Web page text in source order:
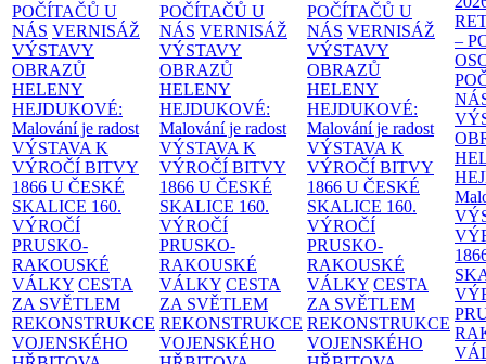
POČÍTAČŮ U
NÁS VERNISÁŽ
VÝSTAVY
OBRAZŮ
HELENY
HEJDUKOVÉ:
Malování je radost
VÝSTAVA K
VÝROČÍ BITVY
1866 U ČESKÉ
SKALICE 160.
VÝROČÍ
PRUSKO-
RAKOUSKÉ
VÁLKY CESTA
ZA SVĚTLEM
REKONSTRUKCE
VOJENSKÉHO
POČÍTAČŮ U
NÁS VERNISÁŽ
VÝSTAVY
OBRAZŮ
HELENY
HEJDUKOVÉ:
Malování je radost
VÝSTAVA K
VÝROČÍ BITVY
1866 U ČESKÉ
SKALICE 160.
VÝROČÍ
PRUSKO-
RAKOUSKÉ
VÁLKY CESTA
ZA SVĚTLEM
REKONSTRUKCE
VOJENSKÉHO
POČÍTAČŮ U
NÁS VERNISÁŽ
VÝSTAVY
OBRAZŮ
HELENY
HEJDUKOVÉ:
Malování je radost
VÝSTAVA K
VÝROČÍ BITVY
1866 U ČESKÉ
SKALICE 160.
VÝROČÍ
PRUSKO-
RAKOUSKÉ
VÁLKY CESTA
ZA SVĚTLEM
REKONSTRUKCE
VOJENSKÉHO
–